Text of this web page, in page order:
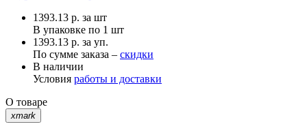
1393.13 р. за шт
В упаковке по 1 шт
1393.13 р. за уп.
По сумме заказа – скидки
В наличии
Условия работы и доставки
О товаре
xmark